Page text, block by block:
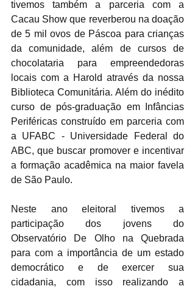
tivemos também a parceria com a
Cacau Show que reverberou na doação
de 5 mil ovos de Páscoa para crianças
da comunidade, além de cursos de
chocolataria para empreendedoras
locais com a Harold através da nossa
Biblioteca Comunitária. Além do inédito
curso de pós-graduação em Infâncias
Periféricas construído em parceria com
a UFABC - Universidade Federal do
ABC, que buscar promover e incentivar
a formação acadêmica na maior favela
de São Paulo.
Neste ano eleitoral tivemos a
participação dos jovens do
Observatório De Olho na Quebrada
para com a importância de um estado
democrático e de exercer sua
cidadania, com isso realizando a